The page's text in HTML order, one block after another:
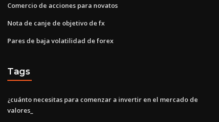
Comercio de acciones para novatos
Nota de canje de objetivo de fx
Pares de baja volatilidad de forex
Tags
¿cuánto necesitas para comenzar a invertir en el mercado de
valores_